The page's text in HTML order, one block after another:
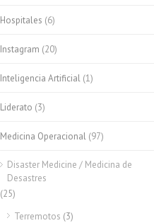
Hospitales (6)
Instagram (20)
Inteligencia Artificial (1)
Liderato (3)
Medicina Operacional (97)
Disaster Medicine / Medicina de
Desastres
(25)
Terremotos (3)